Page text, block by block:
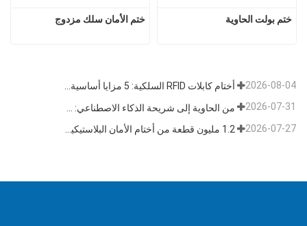
ختم الأمان سلك مزدوج ختم بولت الحاوية
أختام كابلات RFID السلكية: 5 مزايا أساسية تدفع تحول الشحن العالمي نحو الأمن الذكي في عام 2026 2026-08-04
2026-07-31
2026-07-27